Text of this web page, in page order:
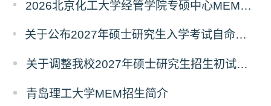
2026北京化工大学经管学院专硕中心MEM拟录取分析解读
关于公布2027年硕士研究生入学考试自命题考试科目考试大纲的通知
关于调整我校2027年硕士研究生招生初试科目的公告
青岛理工大学MEM招生简介